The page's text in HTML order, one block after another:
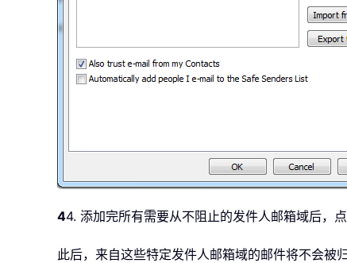
44. 添加完所有需要从不阻止的发件人邮箱域后，
此后，来自这些特定发件人邮箱域的邮件将不会被